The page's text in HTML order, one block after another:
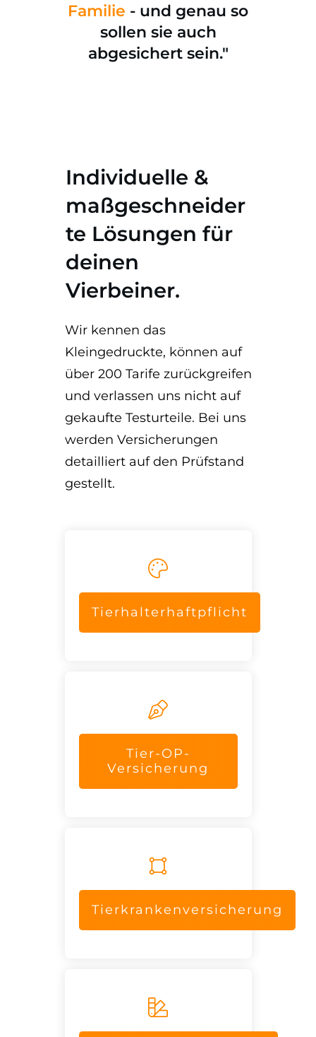
Familie - und genau so
sollen sie auch
abgesichert sein."
Tierhalterhaftpflicht
Tier-OP-
Versicherung
Tierkrankenversicherung
Individuelle &
maßgeschneider
te Lösungen für
deinen
Vierbeiner.
Wir kennen das
Kleingedruckte, können auf
über 200 Tarife zurückgreifen
und verlassen uns nicht auf
gekaufte Testurteile. Bei uns
werden Versicherungen
detailliert auf den Prüfstand
gestellt.